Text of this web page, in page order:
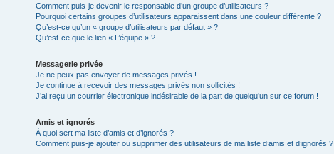
Comment puis-je devenir le responsable d’un groupe d’utilisateurs ?
Pourquoi certains groupes d’utilisateurs apparaissent dans une couleur différente ?
Qu’est-ce qu’un « groupe d’utilisateurs par défaut » ?
Qu’est-ce que le lien « L’équipe » ?
Messagerie privée
Je ne peux pas envoyer de messages privés !
Je continue à recevoir des messages privés non sollicités !
J’ai reçu un courrier électronique indésirable de la part de quelqu’un sur ce forum !
Amis et ignorés
À quoi sert ma liste d’amis et d’ignorés ?
Comment puis-je ajouter ou supprimer des utilisateurs de ma liste d’amis et d’ignorés ?